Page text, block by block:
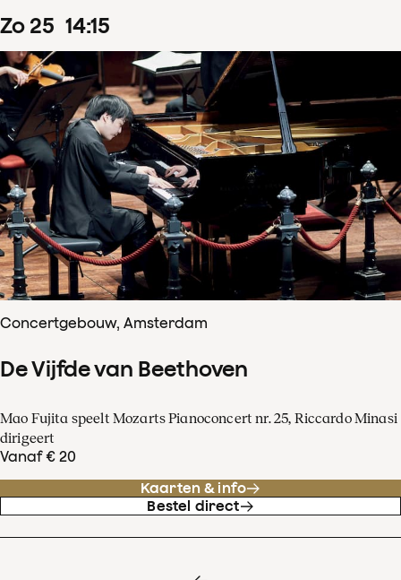
zo 25 14:15
Concertgebouw, Amsterdam
De Vijfde van Beethoven
Mao Fujita speelt Mozarts Pianoconcert nr. 25, Riccardo Minasi
dirigeert
Vanaf € 20
Kaarten & info
Bestel direct